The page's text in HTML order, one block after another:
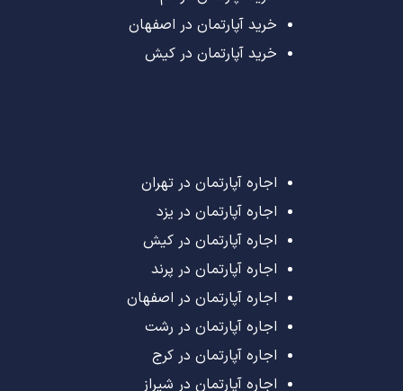
خرید آپارتمان در اصفهان
خرید آپارتمان در کیش
اجاره آپارتمان در تهران
اجاره آپارتمان در یزد
اجاره آپارتمان در کیش
اجاره آپارتمان در پرند
اجاره آپارتمان در اصفهان
اجاره آپارتمان در رشت
اجاره آپارتمان در کرج
اجاره آپارتمان در شیراز